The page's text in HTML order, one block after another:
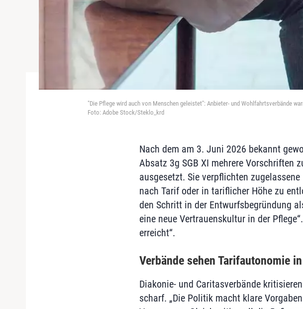
"Die Pflege wird auch von Menschen geleistet": Anbieter- und Wohlfahrtsverbände
Foto: Adobe Stock/Steklo_krd
Nach dem am 3. Juni 2026 bekannt
Absatz 3g SGB XI mehrere Vorschriften
ausgesetzt. Sie verpflichten
nach Tarif oder in tariflicher Höhe zu
den Schritt in der Entwurfsbegründung
eine neue Vertrauenskultur in der
erreicht“.
Verbände sehen Tarifautonomie
Diakonie- und Caritasverbände
scharf. „Die Politik macht klare